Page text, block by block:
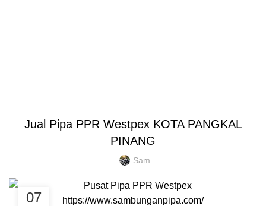
Jual Pipa PPR Westpex KOTA PANGKAL
PINANG
Sam
07